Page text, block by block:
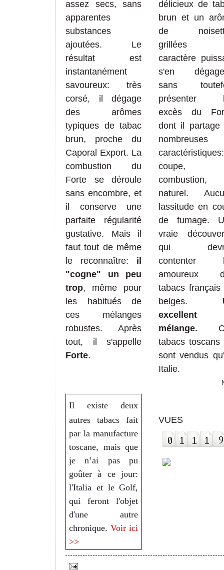
assez secs, sans
apparentes
substances
ajoutées. Le
résultat est
instantanément
savoureux: très
corsé, il dégage
des arômes
typiques de tabac
brun, proche du
Caporal Export. La
combustion du
Forte
se déroule
sans encombre, et
il
conserve
une
parfaite régularité
gustative. Mais il
faut tout de même
le reconnaître:
il
"cogne"
un peu
trop, même pour
les habitués de
ces mélanges
robustes. Après
tout, il s'appelle
Forte.
Il existe deux
autres tabacs fait
par la manufacture
toscane, mais que
je n’ai pas pu
goûter à ce jour:
l'Italia et le Golf,
qui feront l'objet
d'une autre
chronique.Voir ici
>>
délicieux de
brun etun
de
grillées
caractère
s'en
sans
présenter
excès du
dont il partage
nombreuses
coupe,
combustion,
naturel.
lassitudeen
de fumage. U
vraie
qui
contenter
amoureux
tabacs français
belges.
excellent
mélange.
tabacstoscans
sont vendus
Italie.
VUES